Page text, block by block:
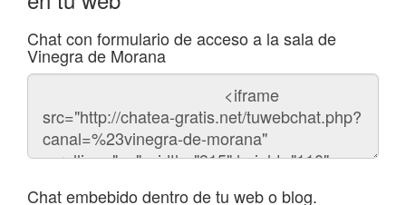
Chat con formulario de acceso a la sala de
Vinegra de Morana
Código
chat
Chat embebido dentro de tu web o blog.